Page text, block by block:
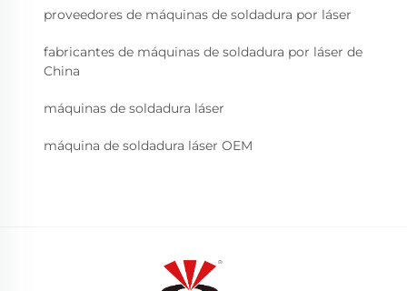
proveedores de máquinas de soldadura por láser
fabricantes de máquinas de soldadura por láser de
China
máquinas de soldadura láser
máquina de soldadura láser OEM